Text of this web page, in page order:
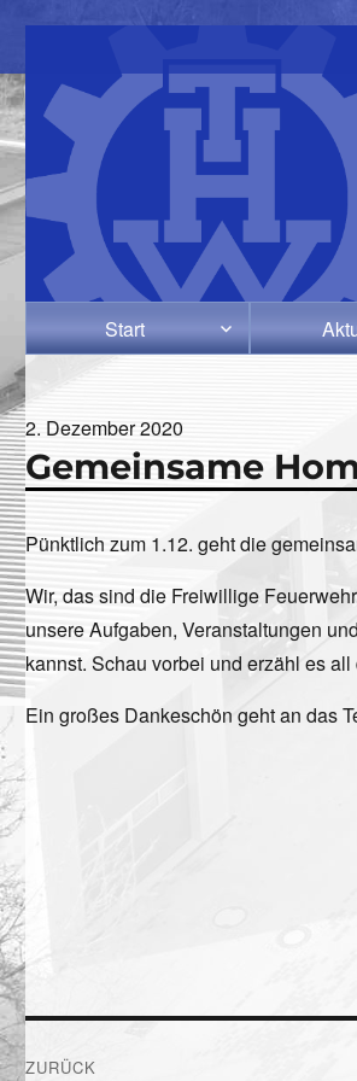
Start
Veröffentlicht
am
2. Dezember 2020
Gemeinsame
Pünktlich zum 1.12. geht die
Wir, das sind die Freiwillige
unsere Aufgaben, Veranstaltungen
kannst. Schau vorbei und erzähl es
Ein großes Dankeschön geht an das
ZURÜCK